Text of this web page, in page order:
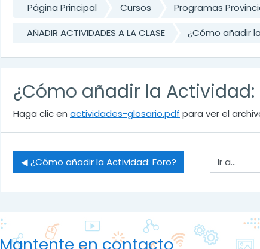
Página Principal Cursos Programas
AÑADIR ACTIVIDADES A LA CLASE
¿Cómo añadir
¿Cómo añadir la Actividad:
Haga clic en actividades-glosario.pdf para ver el
◀︎ ¿Cómo añadir la Actividad: Foro? Ir a...
Mantente en contacto